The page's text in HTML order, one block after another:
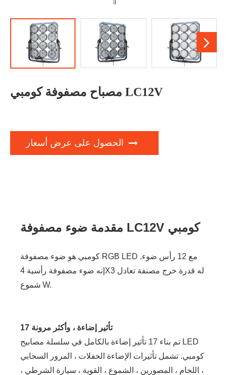
مصباح مصفوفة كومبي LC12V
مقدمة ضوء مصفوفة LC12V كومبي
كومبي هو ضوء مصفوفة RGB LED مع 12 رأس ضوء.
إنه ضوء مصفوفة رأسية 4X3 له قدرة خرج مصنفة تعادل
شموع W.
17 تأثير إضاءة ، وأكثر مرونة
تم بناء 17 تأثير إضاءة بالكامل في سلسلة مصابيح LED
كومبي. تشمل تأثيرات الإضاءة الحفلات ، المرور السحابي
، اللحام ، المصورين ، الشموع ، القوية ، سيارة الشرطي ،